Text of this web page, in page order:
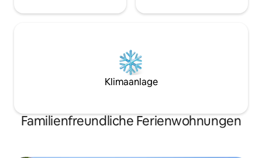
Klimaanlage
Familienfreundliche Ferienwohnungen